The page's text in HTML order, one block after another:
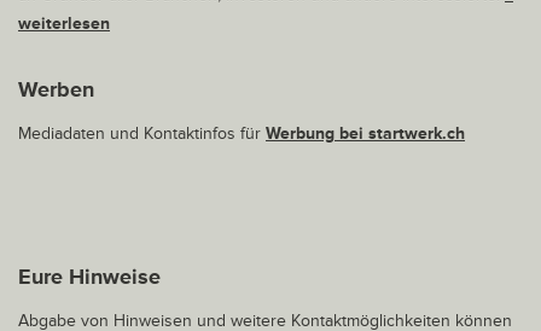
weiterlesen
Werben
Mediadaten und Kontaktinfos für Werbung bei startwerk.ch
Eure Hinweise
Abgabe von Hinweisen und weitere Kontaktmöglichkeiten können